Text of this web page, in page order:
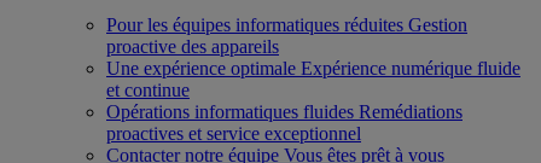
Pour les équipes informatiques réduites Gestion
proactive des appareils
Une expérience optimale Expérience numérique fluide
et continue
Opérations informatiques fluides Remédiations
proactives et service exceptionnel
Contacter notre équipe Vous êtes prêt à vous